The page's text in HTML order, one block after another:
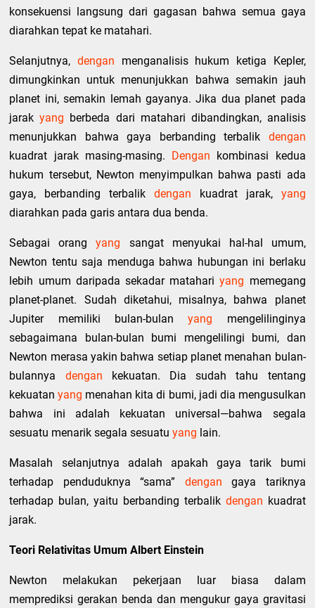
konsekuensi langsung dari gagasan bahwa semua gaya
diarahkan tepat ke matahari.
Selanjutnya,dengan menganalisis hukum ketiga Kepler,
dimungkinkan untuk menunjukkan bahwa semakin jauh
planet ini, semakin lemah gayanya. Jika dua planet pada
jarakyang berbeda dari matahari dibandingkan, analisis
menunjukkan bahwa gaya berbanding terbalik dengan
kuadrat jarak masing-masing. Dengan kombinasi kedua
hukum tersebut, Newton menyimpulkan bahwa pasti ada
gaya, berbanding terbalik dengan kuadrat jarak, yang
diarahkan pada garis antara dua benda.
Sebagai orangyang sangat menyukai hal-hal umum,
Newton tentu saja menduga bahwa hubungan ini berlaku
lebih umum daripada sekadar matahariyang memegang
planet-planet. Sudah diketahui, misalnya, bahwa planet
Jupiter memiliki bulan-bulanyang mengelilinginya
sebagaimana bulan-bulan bumi mengelilingi bumi, dan
Newton merasa yakin bahwa setiap planet menahan bulan-
bulannya dengan kekuatan. Dia sudah tahu tentang
kekuatanyang menahan kita di bumi, jadi dia mengusulkan
bahwa ini adalah kekuatan universal—bahwa segala
sesuatu menarik segala sesuatuyang lain.
Masalah selanjutnya adalah apakah gaya tarik bumi
terhadap penduduknya “sama” dengan gaya tariknya
terhadap bulan, yaitu berbanding terbalik dengan kuadrat
jarak.
Teori Relativitas Umum Albert Einstein
Newton melakukan pekerjaan luar biasa dalam
memprediksi gerakan benda dan mengukur gaya gravitasi